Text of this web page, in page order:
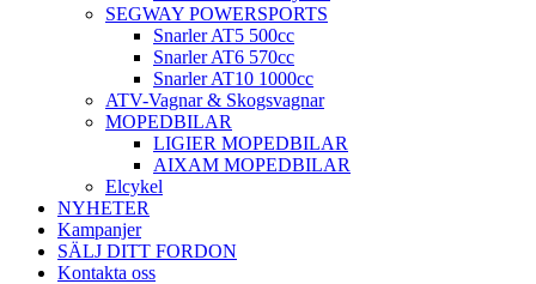
SEGWAY POWERSPORTS
Snarler AT5 500cc
Snarler AT6 570cc
Snarler AT10 1000cc
ATV-Vagnar & Skogsvagnar
MOPEDBILAR
LIGIER MOPEDBILAR
AIXAM MOPEDBILAR
Elcykel
NYHETER
Kampanjer
SÄLJ DITT FORDON
Kontakta oss